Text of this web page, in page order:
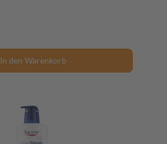
In den Warenkorb